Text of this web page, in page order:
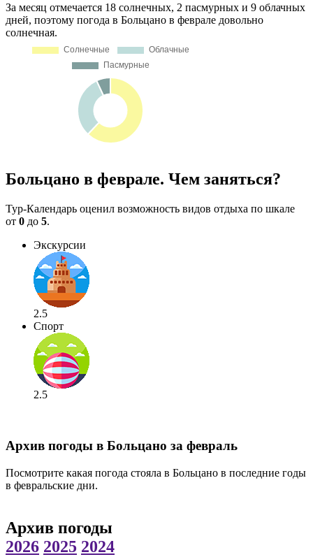
За месяц отмечается 18 солнечных, 2 пасмурных и 9 облачных
дней, поэтому погода в Больцано в феврале довольно
солнечная.
Больцано в феврале. Чем заняться?
Тур-Календарь оценил возможность видов отдыха по шкале
от 0 до 5.
Экскурсии
2.5
Спорт
2.5
Архив погоды в Больцано за февраль
Посмотрите какая погода стояла в Больцано в последние годы
в февральские дни.
Архив погоды
2026 2025 2024